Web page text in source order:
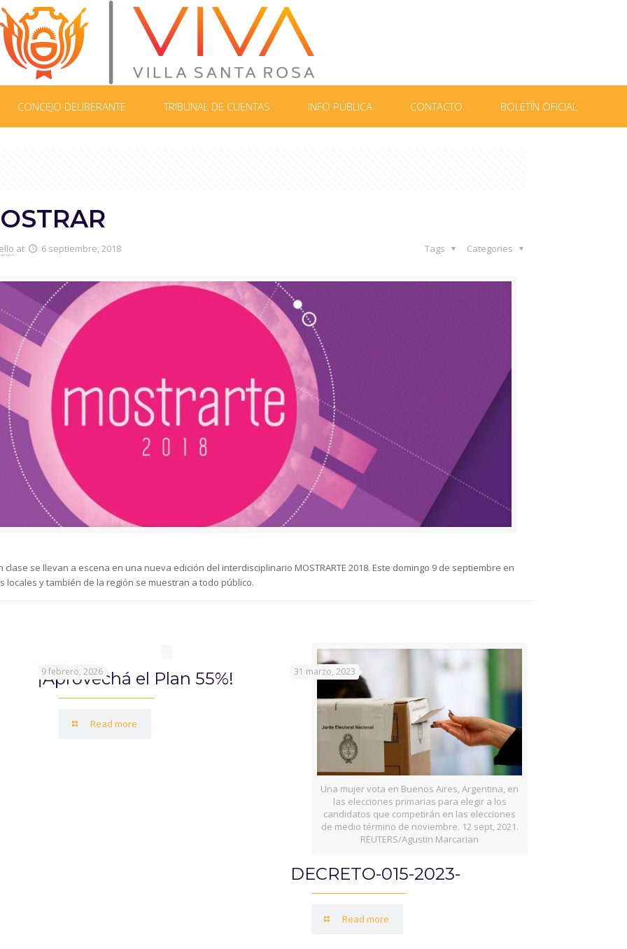
CONCEJO DELIBERANTE TRIBUNAL DE CUENTAS INFO PÚBLICA CONTACTO BOLETÍN OFICIAL
at 6 septiembre, 2018 Categories
Tags
se llevan a escena en una nueva edición del interdisciplinario MOSTRARTE 2018. Este domingo 9 de septiembre en
y también de la región se muestran a todo público.
9 febrero, 2026
¡Aprovechá el Plan 55%!
Read more
Una mujer vota en Buenos Aires, Argentina, en
las elecciones primarias para elegir a los
candidatos que competirán en las elecciones
de medio término de noviembre. 12 sept, 2021.
REUTERS/Agustin Marcarian
31 marzo, 2023
DECRETO-015-2023-
Read more